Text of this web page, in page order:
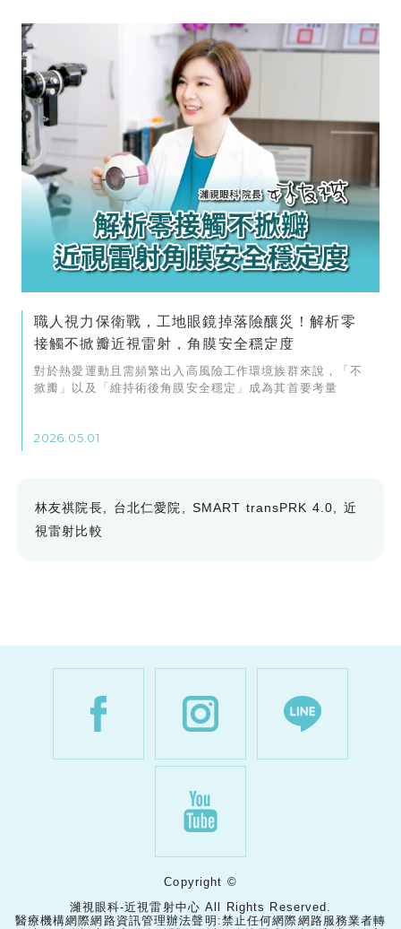
職人視力保衛戰，工地眼鏡掉落險釀災！解析零
接觸不掀瓣近視雷射，角膜安全穩定度
對於熱愛運動且需頻繁出入高風險工作環境族群來說，「不
掀瓣」以及「維持術後角膜安全穩定」成為其首要考量
2026.05.01
林友祺院長 台北仁愛院 SMART transPRK 4.0
近
視雷射比較
Copyright ©
濰視眼科-近視雷射中心 All Rights Reserved.
醫療機構網際網路資訊管理辦法聲明:禁止任何網際網路服務業者轉